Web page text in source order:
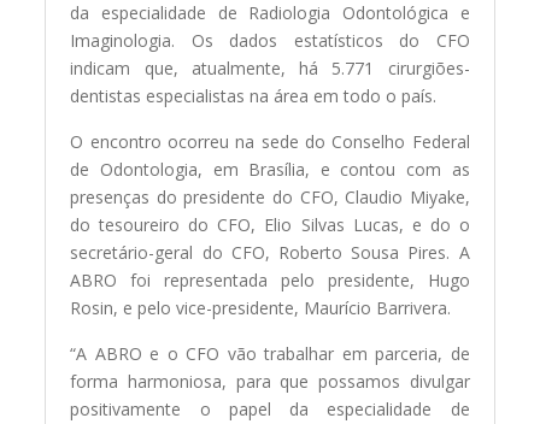
da especialidade de Radiologia Odontológica e
Imaginologia. Os dados estatísticos do CFO
indicam que, atualmente, há 5.771 cirurgiões-
dentistas especialistas na área em todo o país.
O encontro ocorreu na sede do Conselho Federal
de Odontologia, em Brasília, e contou com as
presenças do presidente do CFO, Claudio Miyake,
do tesoureiro do CFO, Elio Silvas Lucas, e do o
secretário-geral do CFO, Roberto Sousa Pires. A
ABRO foi representada pelo presidente, Hugo
Rosin, e pelo vice-presidente, Maurício Barrivera.
“A ABRO e o CFO vão trabalhar em parceria, de
forma harmoniosa, para que possamos divulgar
positivamente o papel da especialidade de